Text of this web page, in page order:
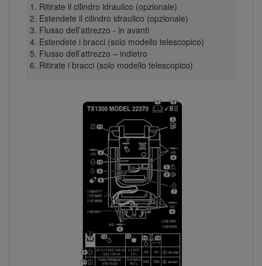
Ritirate il cilindro idraulico (opzionale)
Estendete il cilindro idraulico (opzionale)
Flusso dell’attrezzo - in avanti
Estendete i bracci (solo modello telescopico)
Flusso dell’attrezzo – indietro
Ritirate i bracci (solo modello telescopico)